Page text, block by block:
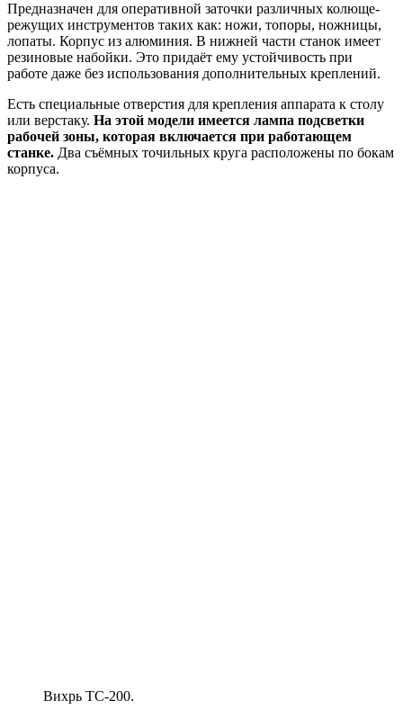
Предназначен для оперативной заточки различных колюще-
режущих инструментов таких как: ножи, топоры, ножницы,
лопаты. Корпус из алюминия. В нижней части станок имеет
резиновые набойки. Это придаёт ему устойчивость при
работе даже без использования дополнительных креплений.
Есть специальные отверстия для крепления аппарата к столу
или верстаку. На этой модели имеется лампа подсветки
рабочей зоны, которая включается при работающем
станке. Два съёмных точильных круга расположены по бокам
корпуса.
Вихрь ТС-200.